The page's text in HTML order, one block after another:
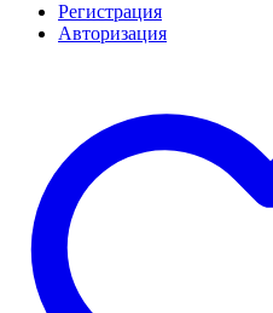
Регистрация
Авторизация